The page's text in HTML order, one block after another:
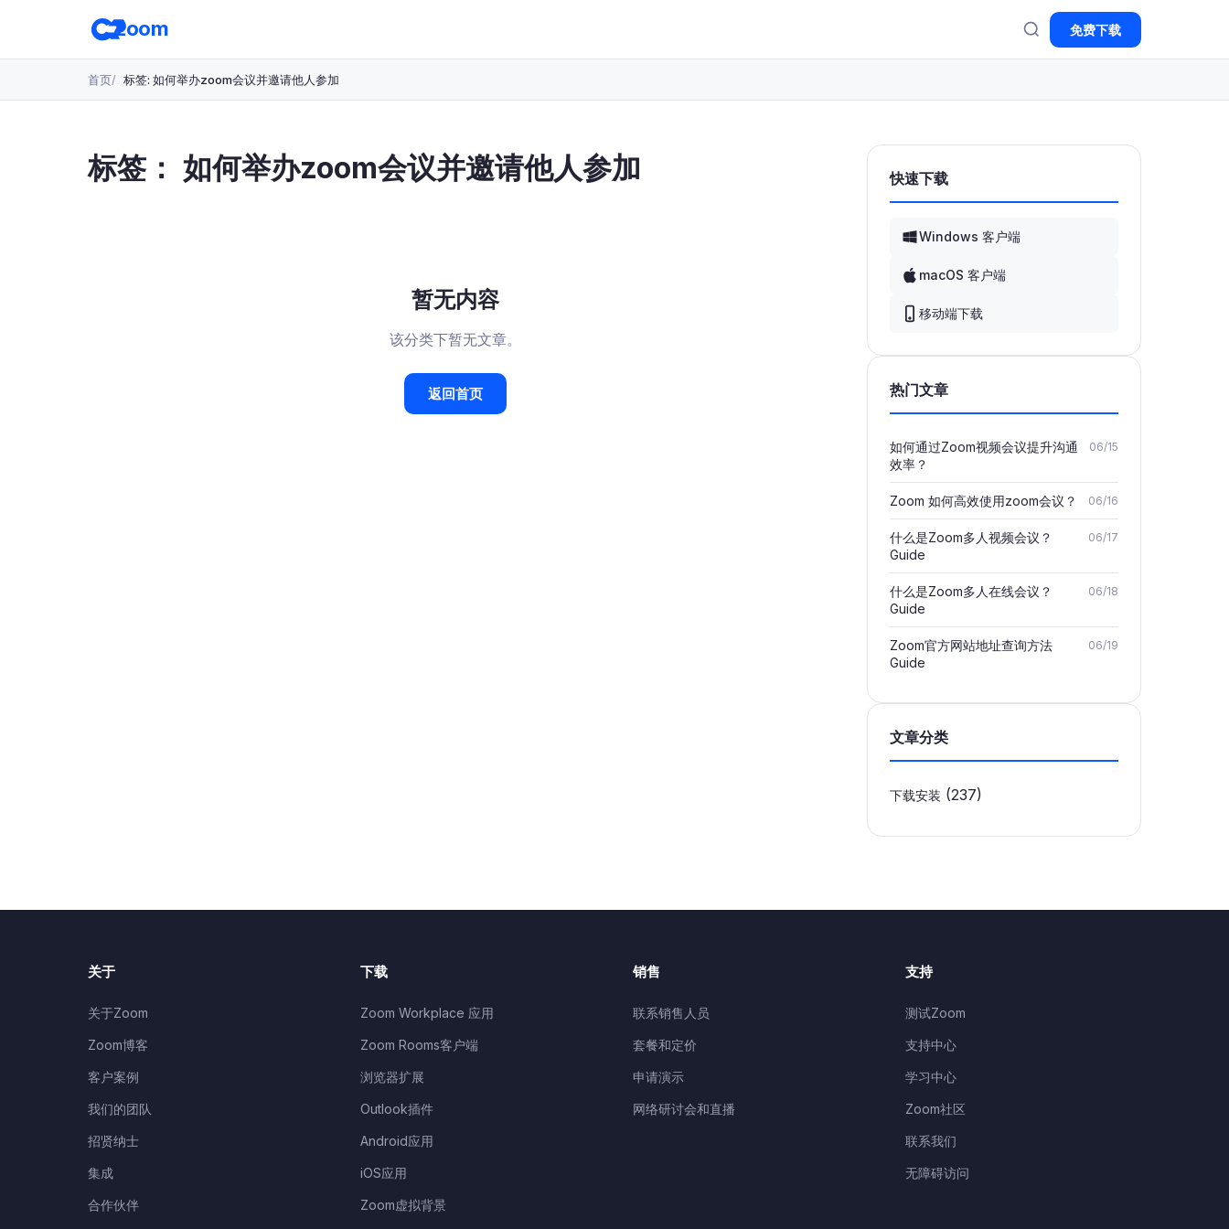
至
要
zoom 免费下载
首页 标签: 如何举办zoom会议并邀请他人参加
标签： 如何举办zoom会议并邀请他人参加
暂无内容
该分类下暂无文章。
返回首页
快速下载
Windows 客户端
macOS 客户端
移动端下载
热门文章
如何通过Zoom视频会议提升沟通
效率？
06/15
Zoom 如何高效使用zoom会议？ 06/16
什么是Zoom多人视频会议？
Guide
06/17
什么是Zoom多人在线会议？
Guide
06/18
Zoom官方网站地址查询方法
Guide
06/19
文章分类
下载安装 (237)
关于
关于Zoom
Zoom博客
客户案例
我们的团队
招贤纳士
集成
合作伙伴
下载
Zoom Workplace 应用
Zoom Rooms客户端
浏览器扩展
Outlook插件
Android应用
iOS应用
Zoom虚拟背景
销售
联系销售人员
套餐和定价
申请演示
网络研讨会和直播
支持
测试Zoom
支持中心
学习中心
Zoom社区
联系我们
无障碍访问